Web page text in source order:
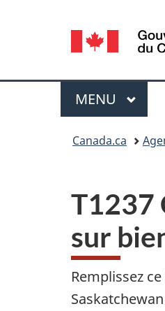
de
la
langue
Menu
MENU
Canada.ca
T1237
sur
Remplissez